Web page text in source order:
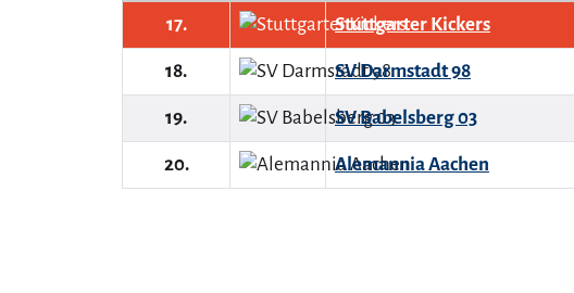
17. Stuttgarter Kickers
18. SV Darmstadt 98
19. SV Babelsberg 03
20. Alemannia Aachen